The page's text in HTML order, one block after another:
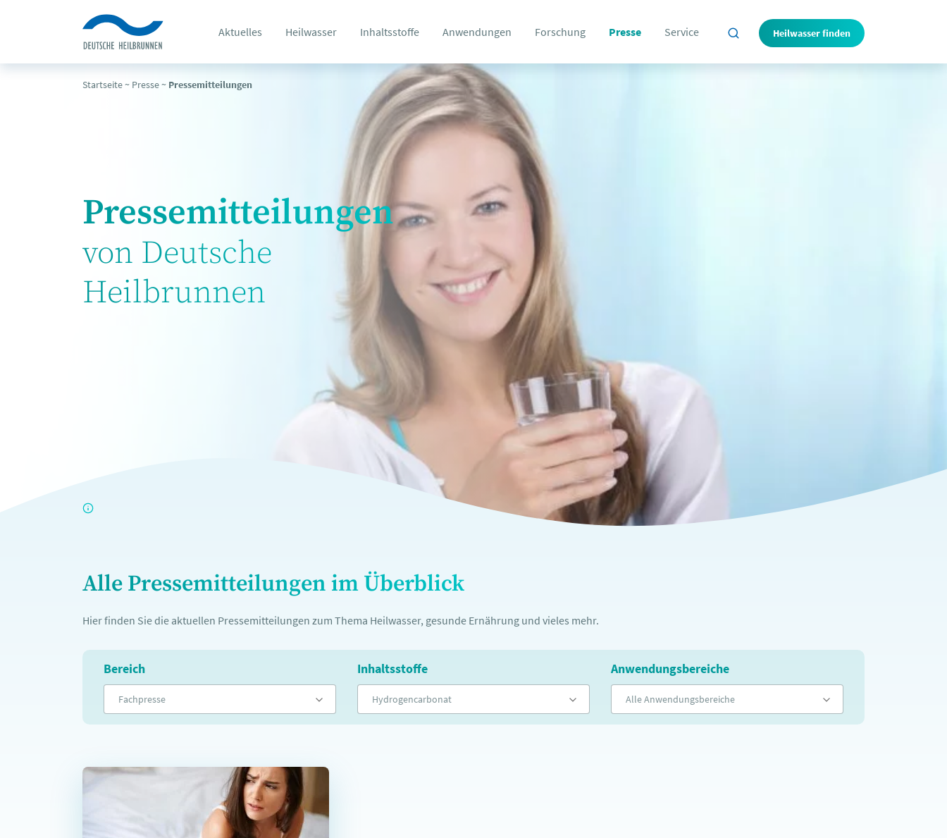
Aktuelles Heilwasser Inhaltsstoffe Anwendungen Forschung Presse Service Heilwasser finden
Startseite~ Presse~ Pressemitteilungen
Pressemitteilungen
von Deutsche
Heilbrunnen
Alle Pressemitteilungen im Überblick
Hier finden Sie die aktuellen Pressemitteilungen zum Thema Heilwasser, gesunde Ernährung und vieles mehr.
Bereich
Fachpresse
Inhaltsstoffe
Hydrogencarbonat
Anwendungsbereiche
Alle Anwendungsbereiche